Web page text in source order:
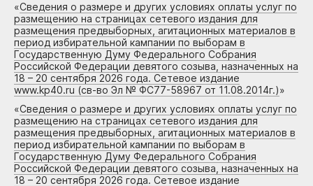
«Сведения о размере и других условиях оплаты услуг по
размещению на страницах сетевого издания для
размещения предвыборных, агитационных материалов в
период избирательной кампании по выборам в
Государственную Думу Федерального Собрания
Российской Федерации девятого созыва, назначенных на
18 – 20 сентября 2026 года. Сетевое издание
www.kp40.ru (св-во Эл № ФС77-58967 от 11.08.2014г.)»
«Сведения о размере и других условиях оплаты услуг по
размещению на страницах сетевого издания для
размещения предвыборных, агитационных материалов в
период избирательной кампании по выборам в
Государственную Думу Федерального Собрания
Российской Федерации девятого созыва, назначенных на
18 – 20 сентября 2026 года. Сетевое издание